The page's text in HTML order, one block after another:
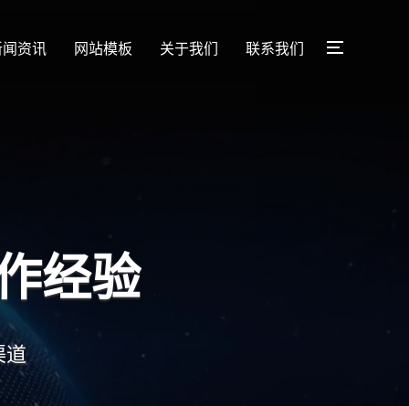
资讯 网站模板 关于我们 联系我们
专业定制服务！